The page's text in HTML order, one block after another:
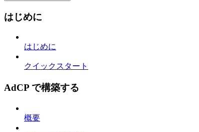
はじめに
はじめに
クイックスタート
AdCP で構築する
概要